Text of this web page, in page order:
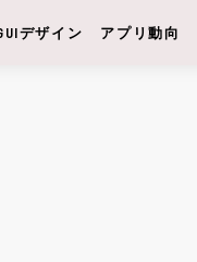
デザイン アプリ動向